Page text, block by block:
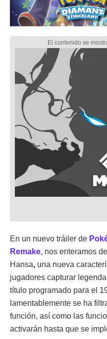
En un nuevo tráiler de
Remake, nos enteramos
Hansa, una nueva
jugadores capturar
título programado para el
lamentablemente se ha
función, así como las
activarán hasta que se